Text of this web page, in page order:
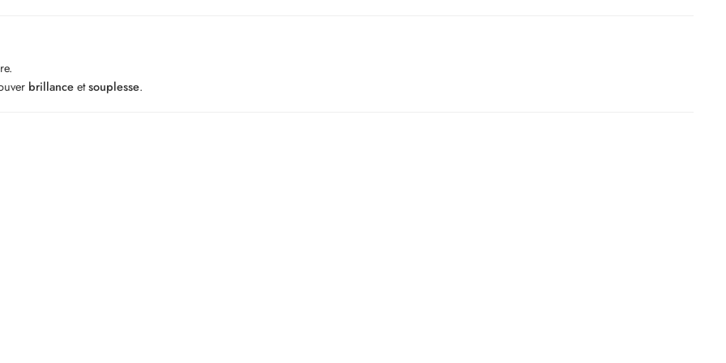
brillanceetsouplesse.